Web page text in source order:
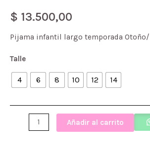
$ 13.500,00
Pijama infantil largo temporada
Talle
4 6 8 10 12 14
LARGO
Añadir al carrito